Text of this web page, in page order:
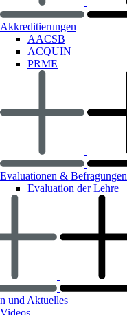
Akkreditierungen
AACSB
ACQUIN
PRME
Evaluationen & Befragungen
Evaluation der Lehre
und Aktuelles
Videos